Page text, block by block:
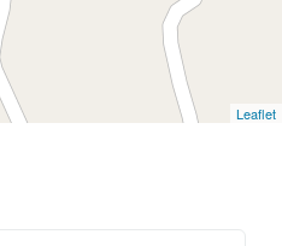
Leaflet